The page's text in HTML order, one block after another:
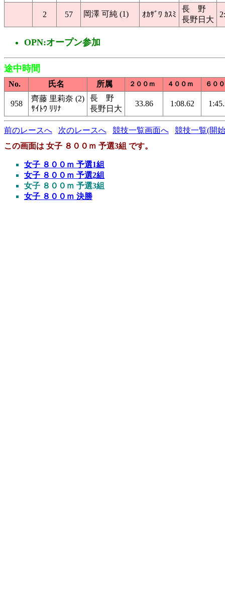
2 57 岡澤 可純 (1) ｵｶｻﾞﾜ ｶｽﾐ
長 野
長野日大
OPN:オープン参加
途中時間
No. 氏名 所属 ２００ｍ ４００ｍ ６０
958
齊藤 里莉奈 (2)
ｻｲﾄｳ ﾘﾘﾅ
長 野
長野日大
33.86 1:08.62
前のレースへ 次のレースへ 競技一覧画面へ
競技一覧(開
この画面は 女子 ８００ｍ 予選3組 です。
女子 ８００ｍ 予選1組
女子 ８００ｍ 予選2組
女子 ８００ｍ 予選3組
女子 ８００ｍ 決勝